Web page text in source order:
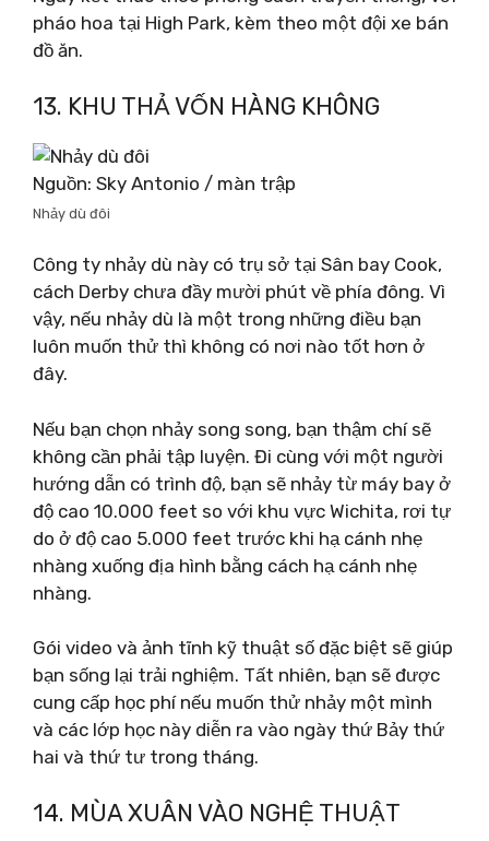
pháo hoa tại High Park, kèm theo một đội xe bán
đồ ăn.
13. KHU THẢ VỐN HÀNG KHÔNG
Nguồn: Sky Antonio / màn trập
Nhảy dù đôi
Công ty nhảy dù này có trụ sở tại Sân bay Cook,
cách Derby chưa đầy mười phút về phía đông. Vì
vậy, nếu nhảy dù là một trong những điều bạn
luôn muốn thử thì không có nơi nào tốt hơn ở
đây.
Nếu bạn chọn nhảy song song, bạn thậm chí sẽ
không cần phải tập luyện. Đi cùng với một người
hướng dẫn có trình độ, bạn sẽ nhảy từ máy bay ở
độ cao 10.000 feet so với khu vực Wichita, rơi tự
do ở độ cao 5.000 feet trước khi hạ cánh nhẹ
nhàng xuống địa hình bằng cách hạ cánh nhẹ
nhàng.
Gói video và ảnh tĩnh kỹ thuật số đặc biệt sẽ giúp
bạn sống lại trải nghiệm. Tất nhiên, bạn sẽ được
cung cấp học phí nếu muốn thử nhảy một mình
và các lớp học này diễn ra vào ngày thứ Bảy thứ
hai và thứ tư trong tháng.
14. MÙA XUÂN VÀO NGHỆ THUẬT